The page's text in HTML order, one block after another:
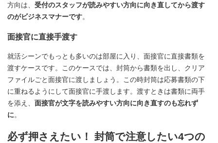
方向は、 受付のスタッフが読みやすい方向に向き直してから渡す
のがビジネスマナーです。
面接官に直接手渡す
就活シーンでもっとも多いのは部屋に入り、面接官に直接書類を
渡すケースです。このケースでは、封筒から書類を出し、クリア
ファイルごと面接官に渡しましょう。この時封筒は応募書類の下
に重ねるようにして面接官に手渡します。渡すときは書類に両手
を添え、 面接官が文字を読みやすい方向に向き直すのも忘れず
に。
必ず押さえたい！ 封筒で注意したい4つの